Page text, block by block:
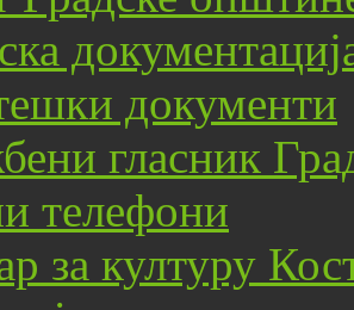
документи
гласник
телефони
за културу